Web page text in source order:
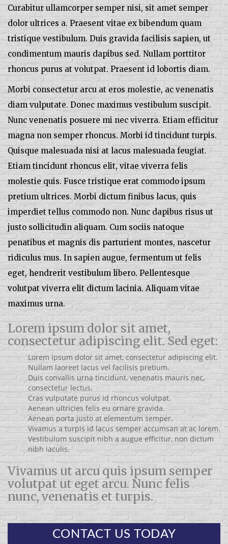
Curabitur ullamcorper semper nisi, sit amet semper
dolor ultrices a. Praesent vitae ex bibendum quam
tristique vestibulum. Duis gravida facilisis sapien, ut
condimentum mauris dapibus sed. Nullam porttitor
rhoncus purus at volutpat. Praesent id lobortis diam.
Morbi consectetur arcu at eros molestie, ac venenatis
diam vulputate. Donec maximus vestibulum suscipit.
Nunc venenatis posuere mi nec viverra. Etiam efficitur
magna non semper rhoncus. Morbi id tincidunt turpis.
Quisque malesuada nisi at lacus malesuada feugiat.
Etiam tincidunt rhoncus elit, vitae viverra felis
molestie quis. Fusce tristique erat commodo ipsum
pretium ultrices. Morbi dictum finibus lacus, quis
imperdiet tellus commodo non. Nunc dapibus risus ut
justo sollicitudin aliquam. Cum sociis natoque
penatibus et magnis dis parturient montes, nascetur
ridiculus mus. In sapien augue, fermentum ut felis
eget, hendrerit vestibulum libero. Pellentesque
volutpat viverra elit dictum lacinia. Aliquam vitae
maximus urna.
Lorem ipsum dolor sit amet,
consectetur adipiscing elit. Sed eget:
Lorem ipsum dolor sit amet, consectetur adipiscing elit.
Nullam laoreet lacus vel facilisis pretium.
Duis convallis urna tincidunt, venenatis mauris nec,
consectetur lectus.
Cras vulputate purus id rhoncus volutpat.
Aenean ultricies felis eu ornare gravida.
Aenean porta justo at elementum semper.
Vivamus a turpis id lacus semper accumsan at ac lorem.
Vestibulum suscipit nibh a augue efficitur, non dictum
nibh iaculis.
Vivamus ut arcu quis ipsum semper
volutpat ut eget arcu. Nunc felis
nunc, venenatis et turpis.
CONTACT US TODAY